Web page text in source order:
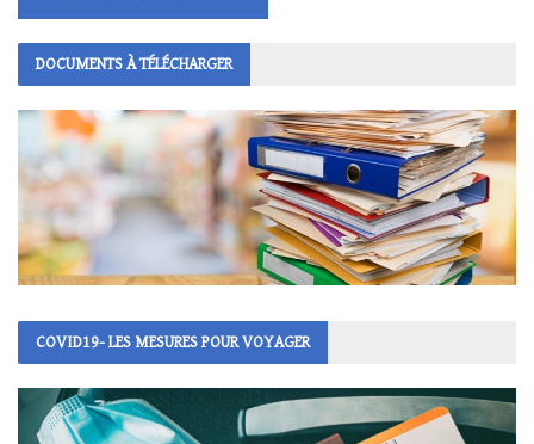
DOCUMENTS À TÉLÉCHARGER
COVID19- LES MESURES POUR VOYAGER